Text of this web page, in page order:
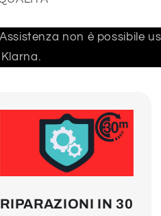
non è possibile
RIPARAZIONI IN 30